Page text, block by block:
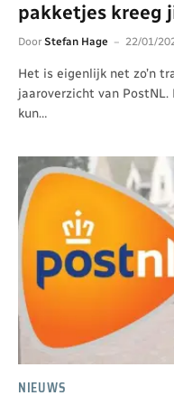
pakketjes kreeg
Door Stefan Hage 22/01/
Het is eigenlijk net zo’n
jaaroverzicht van
kun…
NIEUWS